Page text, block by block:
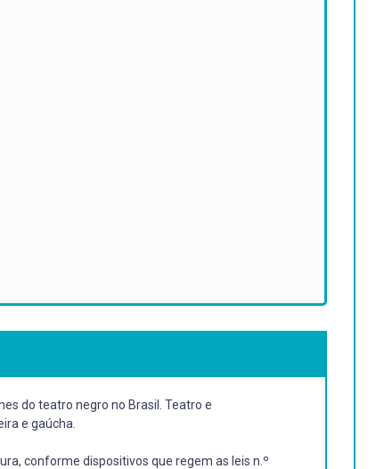
do teatro negro no Brasil. Teatro e
e gaúcha.
conforme dispositivos que regem as leis n.º